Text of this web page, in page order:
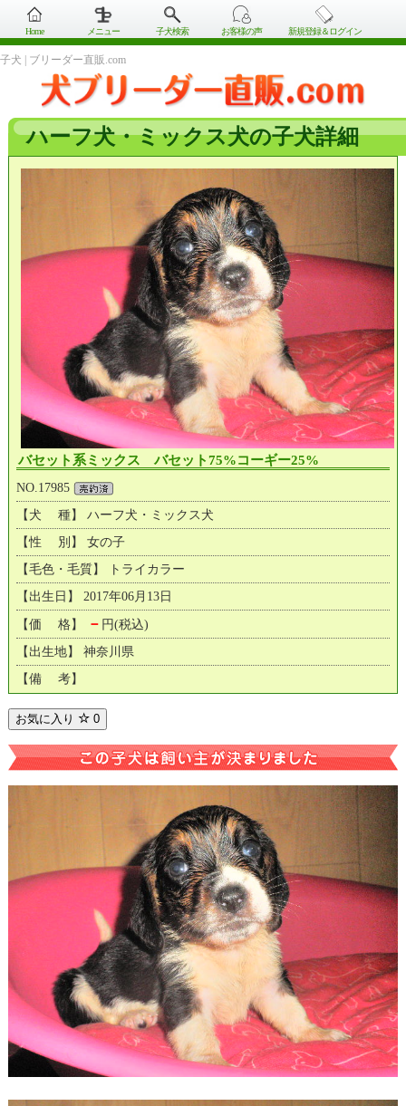
Home メニュー 子犬検索 お客様の声 新規登録＆ログイン
子犬 | ブリーダー直販.com
ハーフ犬・ミックス犬の子犬詳細
バセット系ミックス バセット75%コーギー25%
NO.17985
【犬 種】 ハーフ犬・ミックス犬
【性 別】 女の子
【毛色・毛質】 トライカラー
【出生日】 2017年06月13日
【価 格】 － 円(税込)
【出生地】 神奈川県
【備 考】
お気に入り 0